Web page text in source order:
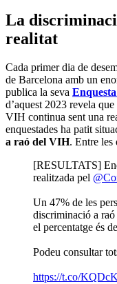
La
realitat
Cada primer dia de
de Barcelona amb un
publica la seva
d’aquest 2023 revela
VIH continua sent una
enquestades ha patit
a raó del VIH. Entre les
[RESULTATS]
realitzada pel
Un 47% de les
discriminació a
el percentatge és
Podeu consultar
https://t.co/